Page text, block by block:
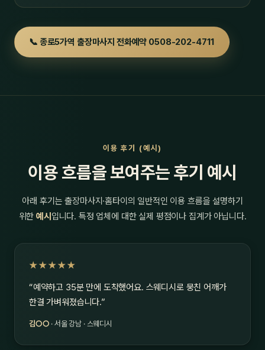
📞 종로5가역 출장마사지 전화예약 0508-202-4711
이용 후기 (예시)
이용 흐름을 보여주는 후기 예시
아래 후기는 출장마사지·홈타이의 일반적인 이용 흐름을 설명하기
위한예시 입니다. 특정 업체에 대한 실제 평점이나 집계가 아닙니다.
★★★★★
“예약하고 35분 만에 도착했어요. 스웨디시로 뭉친 어깨가
한결 가벼워졌습니다.”
김○○ · 서울 강남 · 스웨디시